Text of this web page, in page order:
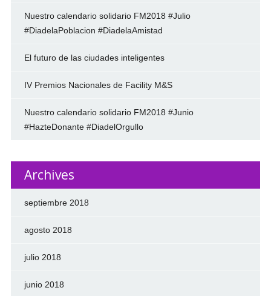
Nuestro calendario solidario FM2018 #Julio
#DiadelaPoblacion #DiadelaAmistad
El futuro de las ciudades inteligentes
IV Premios Nacionales de Facility M&S
Nuestro calendario solidario FM2018 #Junio
#HazteDonante #DiadelOrgullo
Archives
septiembre 2018
agosto 2018
julio 2018
junio 2018